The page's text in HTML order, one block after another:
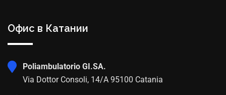
Офис в Катании
Poliambulatorio GI.SA.
Via Dottor Consoli, 14/A 95100 Catania